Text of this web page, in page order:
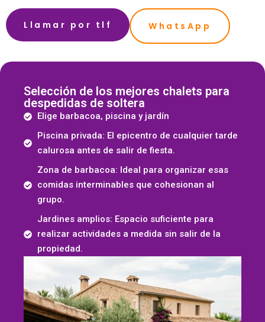
Llamar por tlf WhatsApp
Selección de los mejores chalets para
despedidas de soltera
Elige barbacoa, piscina y jardín
Piscina privada: El epicentro de cualquier tarde
calurosa antes de salir de fiesta.
Zona de barbacoa: Ideal para organizar esas
comidas interminables que cohesionan al
grupo.
Jardines amplios: Espacio suficiente para
realizar actividades a medida sin salir de la
propiedad.